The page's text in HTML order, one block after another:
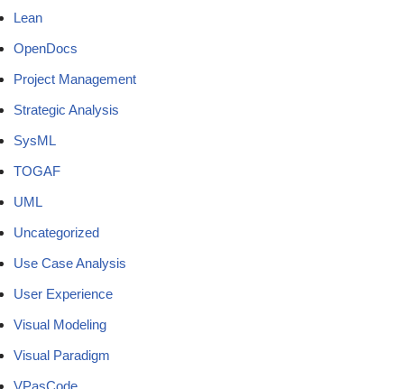
Lean
OpenDocs
Project Management
Strategic Analysis
SysML
TOGAF
UML
Uncategorized
Use Case Analysis
User Experience
Visual Modeling
Visual Paradigm
VPasCode